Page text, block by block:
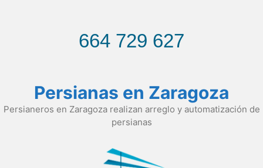
664 729 627
Persianas en Zaragoza
Persianeros en Zaragoza realizan arreglo y automatización de
persianas